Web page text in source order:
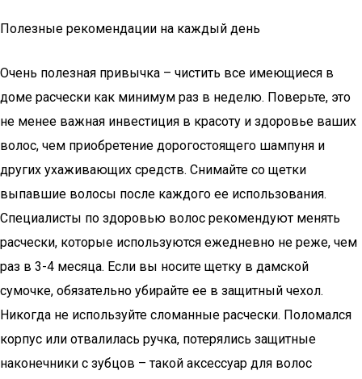
Полезные рекомендации на каждый день
Очень полезная привычка – чистить все имеющиеся в
доме расчески как минимум раз в неделю. Поверьте, это
не менее важная инвестиция в красоту и здоровье ваших
волос, чем приобретение дорогостоящего шампуня и
других ухаживающих средств. Снимайте со щетки
выпавшие волосы после каждого ее использования.
Специалисты по здоровью волос рекомендуют менять
расчески, которые используются ежедневно не реже, чем
раз в 3-4 месяца. Если вы носите щетку в дамской
сумочке, обязательно убирайте ее в защитный чехол.
Никогда не используйте сломанные расчески. Поломался
корпус или отвалилась ручка, потерялись защитные
наконечники с зубцов – такой аксессуар для волос